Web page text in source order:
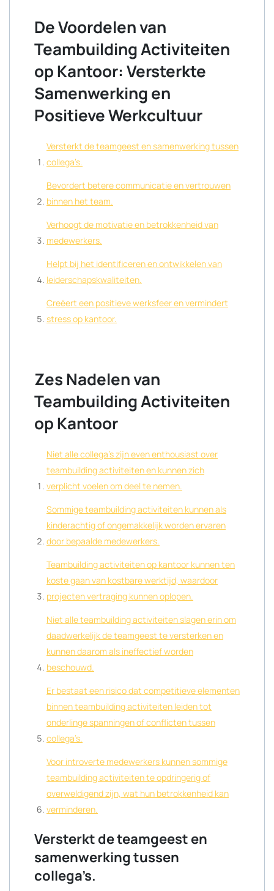
De Voordelen van
Teambuilding Activiteiten
op Kantoor: Versterkte
Samenwerking en
Positieve Werkcultuur
Versterkt de teamgeest en samenwerking tussen
collega’s.
Bevordert betere communicatie en vertrouwen
binnen het team.
Verhoogt de motivatie en betrokkenheid van
medewerkers.
Helpt bij het identificeren en ontwikkelen van
leiderschapskwaliteiten.
Creëert een positieve werksfeer en vermindert
stress op kantoor.
Zes Nadelen van
Teambuilding Activiteiten
op Kantoor
Niet alle collega’s zijn even enthousiast over
teambuilding activiteiten en kunnen zich
verplicht voelen om deel te nemen.
Sommige teambuilding activiteiten kunnen als
kinderachtig of ongemakkelijk worden ervaren
door bepaalde medewerkers.
Teambuilding activiteiten op kantoor kunnen ten
koste gaan van kostbare werktijd, waardoor
projecten vertraging kunnen oplopen.
Niet alle teambuilding activiteiten slagen erin om
daadwerkelijk de teamgeest te versterken en
kunnen daarom als ineffectief worden
beschouwd.
Er bestaat een risico dat competitieve elementen
binnen teambuilding activiteiten leiden tot
onderlinge spanningen of conflicten tussen
collega’s.
Voor introverte medewerkers kunnen sommige
teambuilding activiteiten te opdringerig of
overweldigend zijn, wat hun betrokkenheid kan
verminderen.
Versterkt de teamgeest en
samenwerking tussen
collega’s.